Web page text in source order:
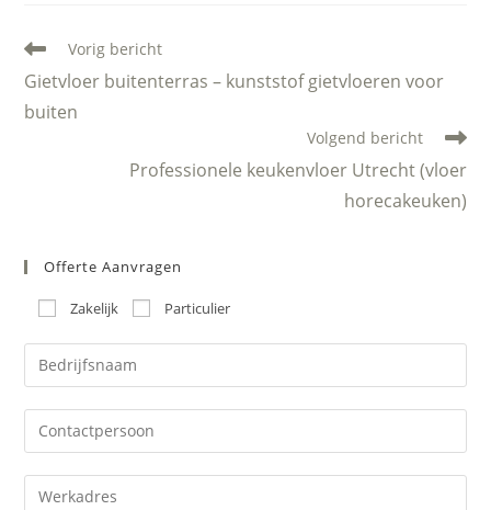
Lees
artikelen
Vorig bericht
Gietvloer buitenterras – kunststof gietvloeren voor
buiten
Volgend bericht
Professionele keukenvloer Utrecht (vloer
horecakeuken)
Offerte Aanvragen
Zakelijk Particulier